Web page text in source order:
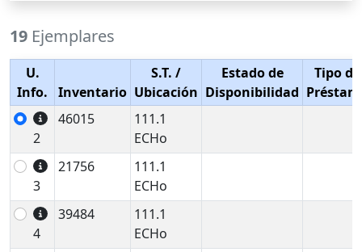
19 Ejemplares
U.
Info.
Inventario
S.T. /
Ubicación
Estado de
Disponibilidad
Tipo de
2
46015
111.1
ECHo
3
21756
111.1
ECHo
4
39484
111.1
ECHo